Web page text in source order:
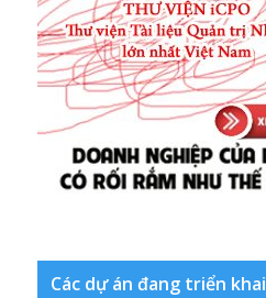
Các dự án đang triển khai